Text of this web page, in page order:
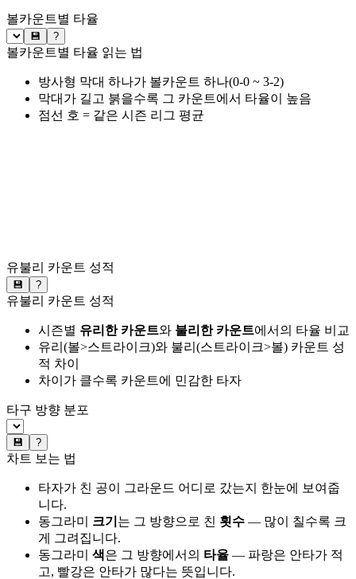
볼카운트별 타율
💾 ?
볼카운트별 타율 읽는 법
방사형 막대 하나가 볼카운트 하나(0-0 ~ 3-2)
막대가 길고 붉을수록 그 카운트에서 타율이 높음
점선 호 = 같은 시즌 리그 평균
유불리 카운트 성적
💾 ?
유불리 카운트 성적
시즌별 유리한 카운트와 불리한 카운트에서의 타율 비교
유리(볼>스트라이크)와 불리(스트라이크>볼) 카운트 성
적 차이
차이가 클수록 카운트에 민감한 타자
타구 방향 분포
💾 ?
차트 보는 법
타자가 친 공이 그라운드 어디로 갔는지 한눈에 보여줍
니다.
동그라미 크기 는 그 방향으로 친 횟수 — 많이 칠수록 크
게 그려집니다.
동그라미 색은 그 방향에서의 타율 — 파랑은 안타가 적
고, 빨강은 안타가 많다는 뜻입니다.